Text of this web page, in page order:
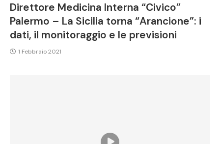
Direttore Medicina Interna “Civico”
Palermo – La Sicilia torna “Arancione”: i
dati, il monitoraggio e le previsioni
1 Febbraio 2021